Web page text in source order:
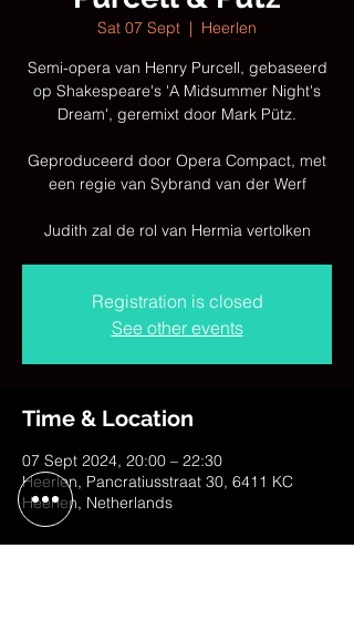
Sat 07 Sept
  |
Heerlen
Semi-opera van Henry Purcell, gebaseerd
op Shakespeare's 'A Midsummer Night's
Dream', geremixt door Mark Pütz.
Geproduceerd door Opera Compact, met
een regie van Sybrand van der Werf
Judith zal de rol van Hermia vertolken
Registration is closed
See other events
Time & Location
07 Sept 2024, 20:00 – 22:30
Heerlen, Pancratiusstraat 30, 6411 KC
Heerlen, Netherlands